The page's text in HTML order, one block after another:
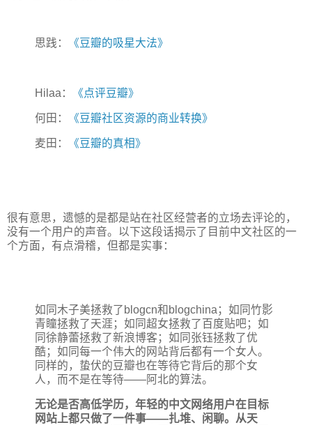
思践： 《豆瓣的吸星大法》
Hilaa： 《点评豆瓣》
何田： 《豆瓣社区资源的商业转换》
麦田： 《豆瓣的真相》
很有意思，遗憾的是都是站在社区经营者的立场去评论的，
没有一个用户的声音。以下这段话揭示了目前中文社区的一
个方面，有点滑稽，但都是实事：
如同木子美拯救了blogcn和blogchina；如同竹影
青瞳拯救了天涯；如同超女拯救了百度贴吧；如
同徐静蕾拯救了新浪博客；如同张钰拯救了优
酷；如同每一个伟大的网站背后都有一个女人。
同样的，蛰伏的豆瓣也在等待它背后的那个女
人，而不是在等待――阿北的算法。
无论是否高低学历，年轻的中文网络用户在目标
网站上都只做了一件事――扎堆、闲聊。从天